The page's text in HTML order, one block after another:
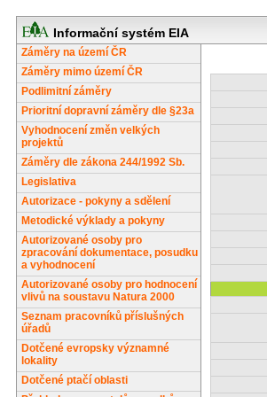
Informační systém EIA
Záměry na území ČR
Záměry mimo území ČR
Podlimitní záměry
Prioritní dopravní záměry dle §23a
Vyhodnocení změn velkých
projektů
Záměry dle zákona 244/1992 Sb.
Legislativa
Autorizace - pokyny a sdělení
Metodické výklady a pokyny
Autorizované osoby pro
zpracování dokumentace, posudku
a vyhodnocení
Autorizované osoby pro hodnocení
vlivů na soustavu Natura 2000
Seznam pracovníků příslušných
úřadů
Dotčené evropsky významné
lokality
Dotčené ptačí oblasti